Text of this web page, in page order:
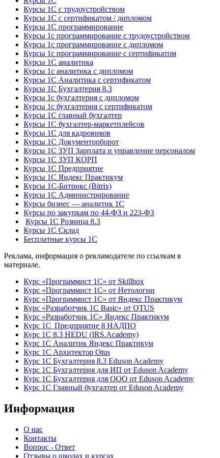
Курсы 1С с трудоустройством
Курсы 1С с сертификатом / дипломом
Курсы 1С программирование
Курсы 1с программирование с трудоустройством
Курсы 1с программирование с дипломом
Курсы 1с программирование с сертификатом
Курсы 1С аналитика
Курсы 1с аналитика с дипломом
Курсы 1С Аналитика с сертификатом
Курсы 1С Бухгалтерия 8.3
Курсы 1с бухгалтерия с дипломом
Курсы 1с бухгалтерия с сертификатом
Курсы 1С главный бухгалтер
Курсы 1С бухгалтер-маркетплейсов
Курсы 1С для кадровиков
Курсы 1С Документооборот
Курсы 1С ЗУП Зарплата и управление персоналом
Курсы 1С ЗУП КОРП
Курсы 1С Предприятие
Курсы 1С Яндекс Практикум
Курсы 1С-Битрикс (Bitrix)
Курсы 1С Администрирование
Курсы бизнес — аналитик 1С
Курсы по закупкам по 44‑ФЗ и 223‑ФЗ
Курсы 1С Розница 8.3
Курсы 1С Склад
Бесплатные курсы 1С
Реклама, информация о рекламодателе по ссылкам в
материале.
Курс «Программист 1С» от Skillbox
Курс «Программист 1С» от Нетологии
Курс «Программист 1С» от Яндекс Практикум
Курс «Разработчик 1С Basic» от OTUS
Курс «Разработчик 1С» Яндекс Практикум
Курс 1С Предприятие 8 НАДПО
Курс 1С 8.3 HEDU (IRS.Academy)
Курс 1С Аналитик Яндекс Практикум
Курс 1С Архитектор Otus
Курс 1С Бухгалтерия 8.3 Eduson Academy
Курс 1С Бухгалтерия для ИП от Eduson Academy
Курс 1С Бухгалтерия для ООО от Eduson Academy
Курс 1С Главный бухгалтер от Eduson Academy
Информация
О нас
Контакты
Вопрос - Ответ
Отзывы о школах и курсах